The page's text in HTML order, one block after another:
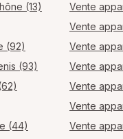
(13)
(92)
(93)
(44)
Vente
Vente
Vente
Vente
Vente
Vente
Vente